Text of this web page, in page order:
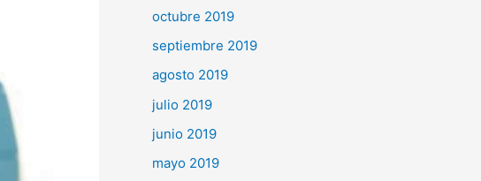
octubre 2019
septiembre 2019
agosto 2019
julio 2019
junio 2019
mayo 2019